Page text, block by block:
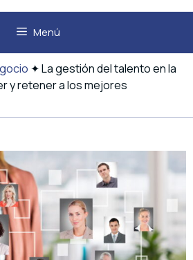
Menú
✦La gestión del talento en la
y retener a los mejores